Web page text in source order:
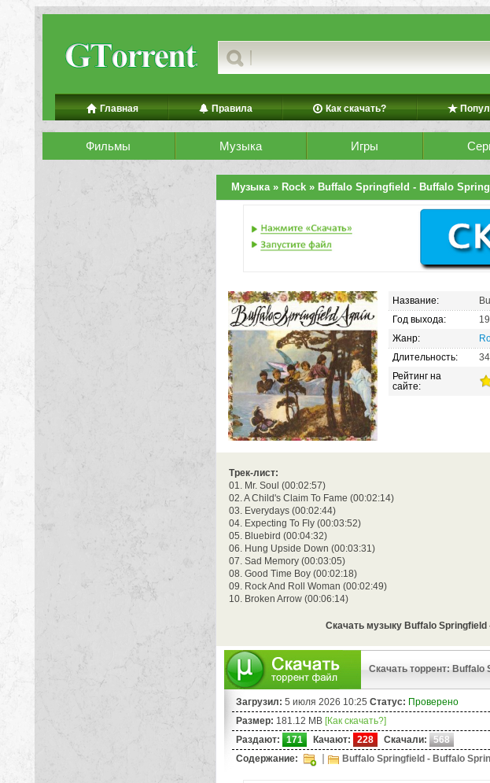
Главная Правила Как скачать?
Фильмы Музыка Игры
Музыка» Rock » Buffalo Springfield - Buffalo
Название:
Год выхода:
Жанр:
Длительность:
Рейтинг на
сайте:
Трек-лист:
01. Mr. Soul (00:02:57)
02. A Child's Claim To Fame (00:02:14)
03. Everydays (00:02:44)
04. Expecting To Fly (00:03:52)
05. Bluebird (00:04:32)
06. Hung Upside Down (00:03:31)
07. Sad Memory (00:03:05)
08. Good Time Boy (00:02:18)
09. Rock And Roll Woman (00:02:49)
10. Broken Arrow (00:06:14)
Скачать музыку Buffalo Springfield
Скачать торрент:
Загрузил: 5 июля 2026 10:25 Статус: Проверено
Размер: 181.12 MB [Как скачать?]
Раздают:
171 Качают: 228 Скачали:
568
Содержание:
Buffalo Springfield - Buffalo